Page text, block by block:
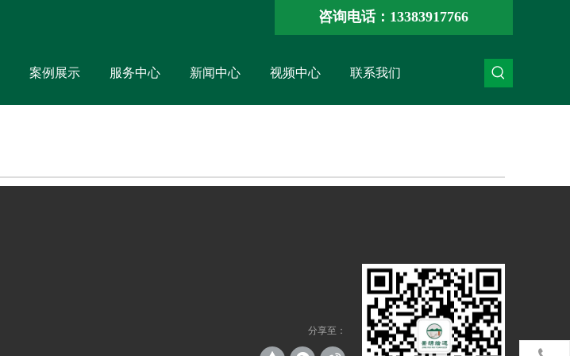
咨询电话：13383917766
案例展示 服务中心 新闻中心 视频中心 联系我们
分享至：